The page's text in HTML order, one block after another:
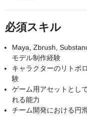
必須スキル
Maya, Zbrush,
モデル制作経験
キャラクターのリトポ
験
ゲーム用アセットとし
れる能力
チーム開発における円